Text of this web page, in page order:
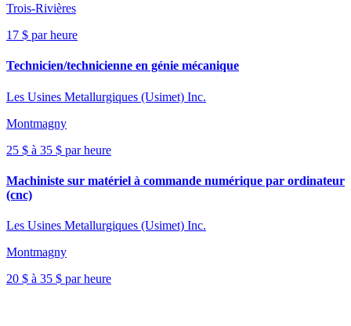
Trois-Rivières
17 $ par heure
Technicien/technicienne en génie mécanique
Les Usines Metallurgiques (Usimet) Inc.
Montmagny
25 $ à 35 $ par heure
Machiniste sur matériel à commande numérique par ordinateur
(cnc)
Les Usines Metallurgiques (Usimet) Inc.
Montmagny
20 $ à 35 $ par heure